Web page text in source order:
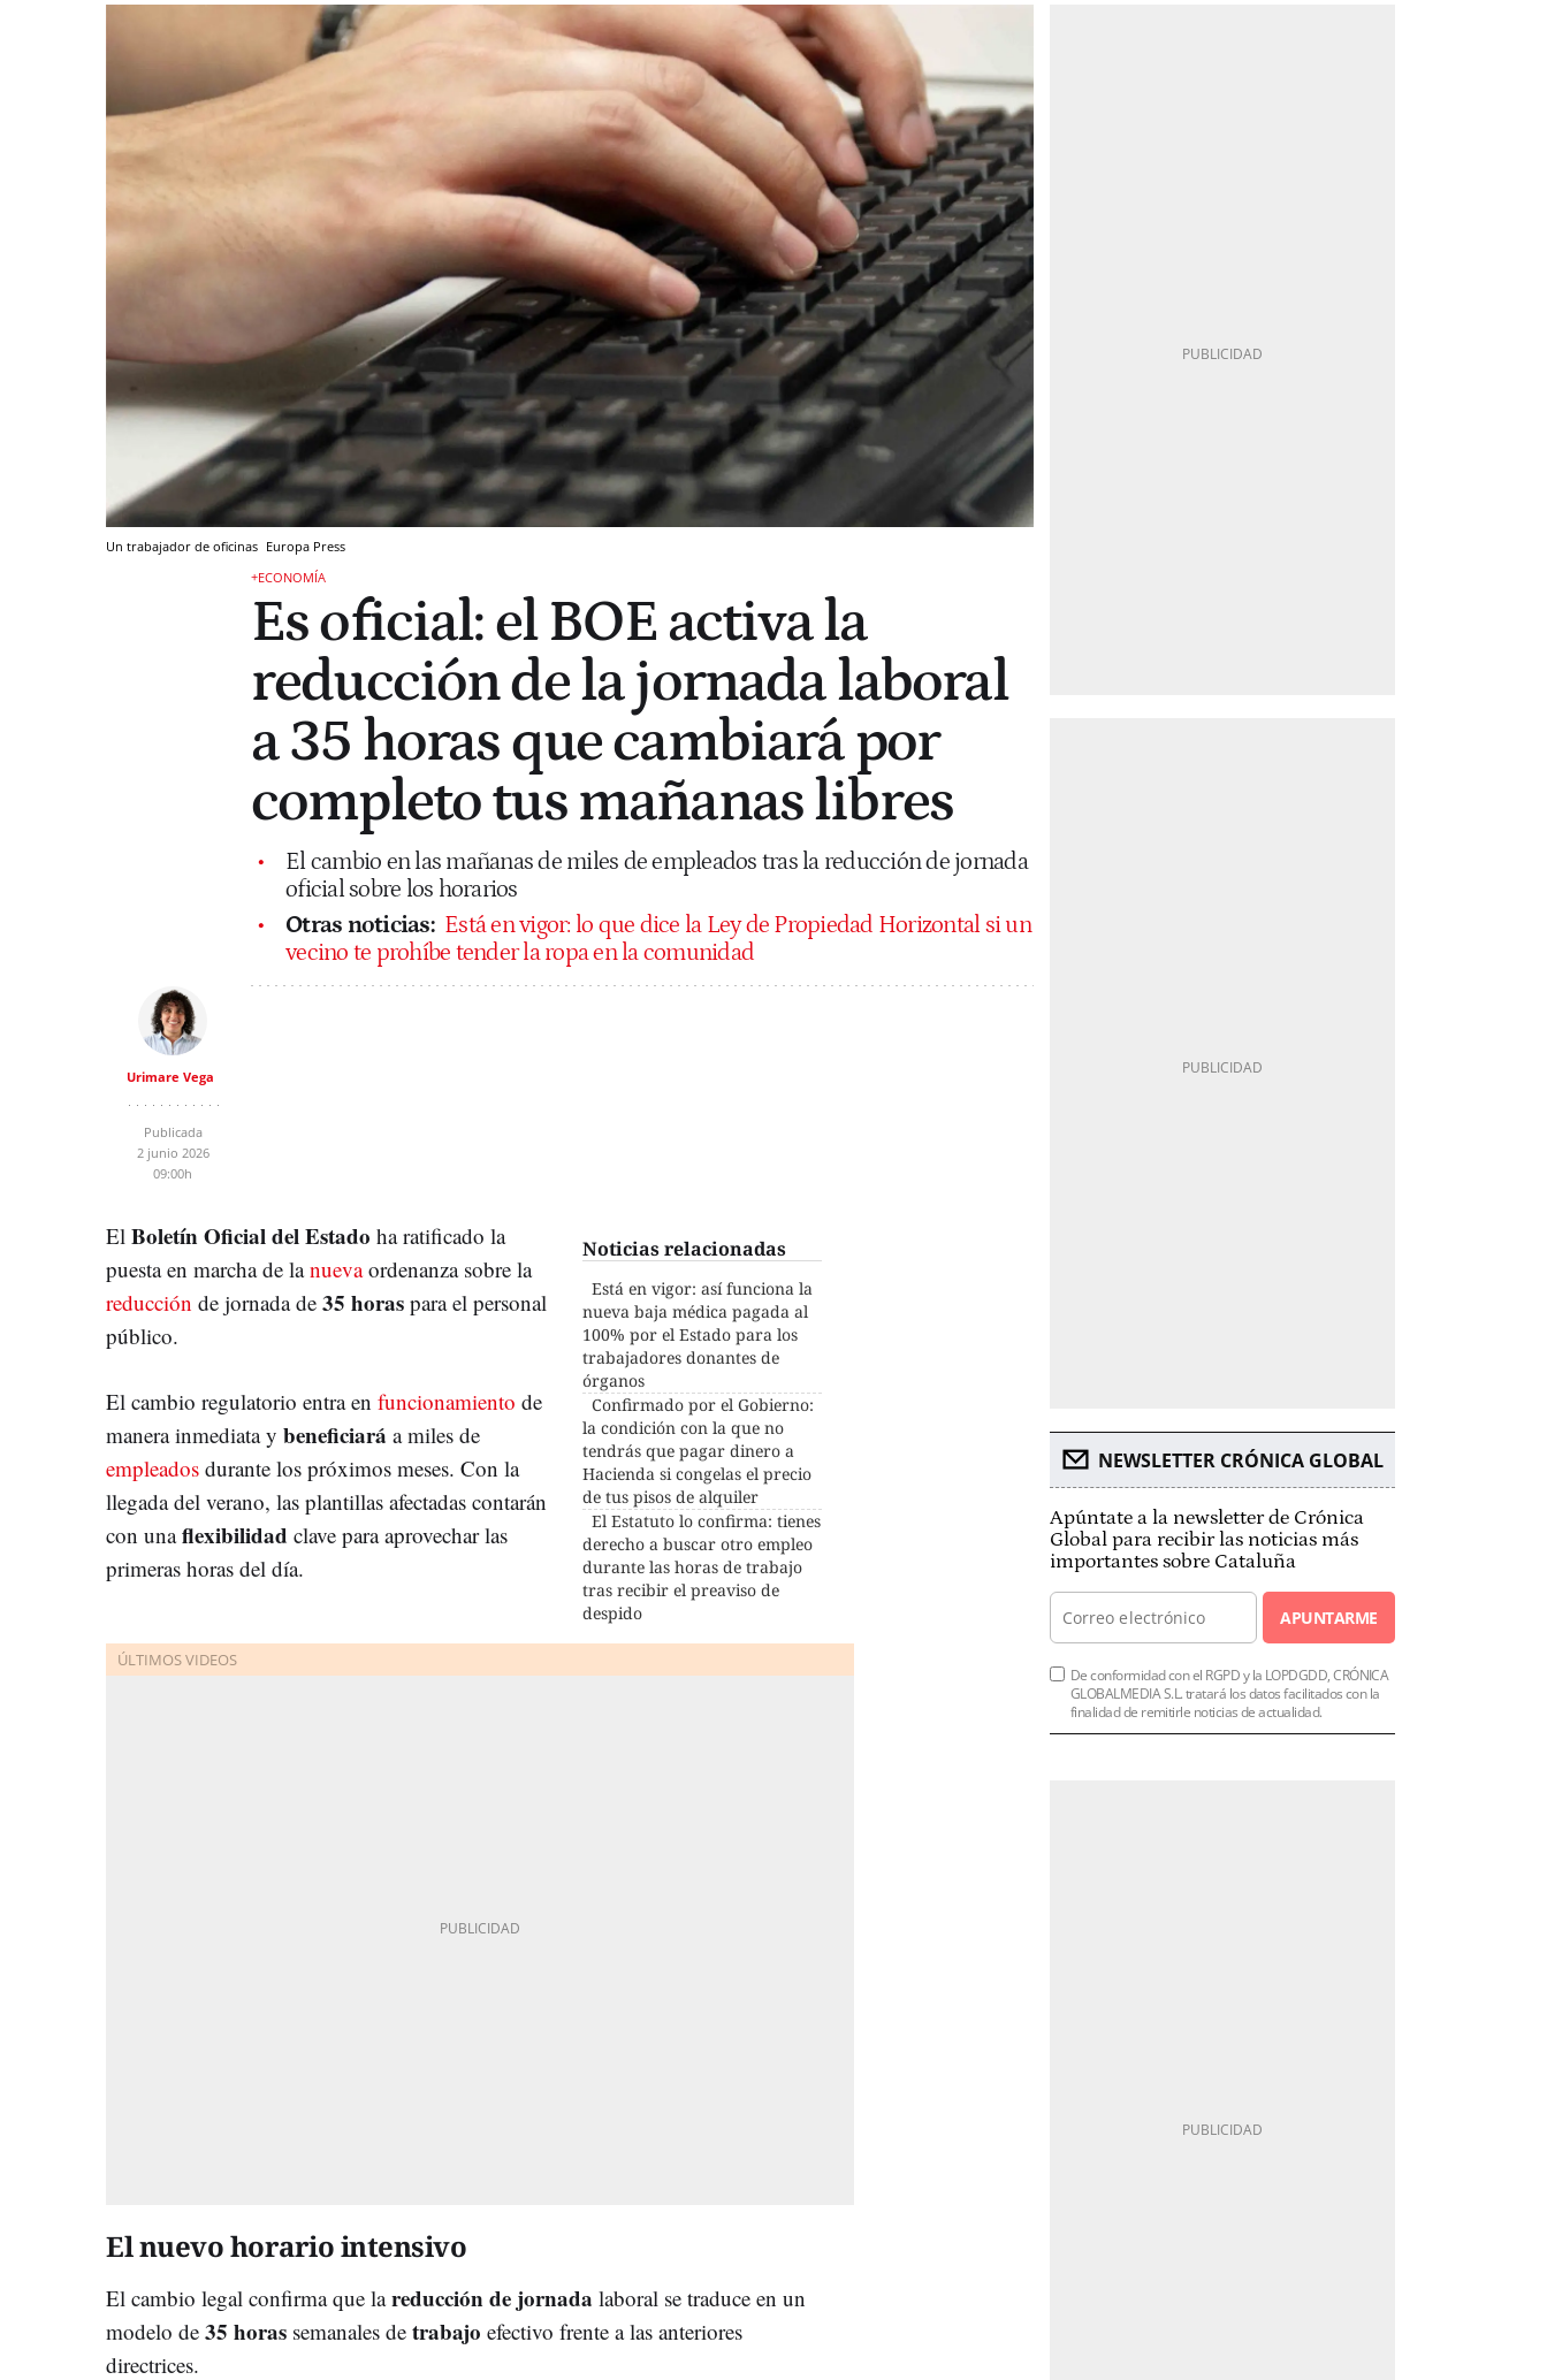
Un trabajador de oficinas Europa Press
+ECONOMÍA
Es oficial: el BOE activa la
reducción de la jornada laboral
a 35 horas que cambiará por
completo tus mañanas libres
El cambio en las mañanas de miles de empleados tras la reducción de jornada
oficial sobre los horarios
Otras noticias: Está en vigor: lo que dice la Ley de Propiedad Horizontal si un
vecino te prohíbe tender la ropa en la comunidad
Urimare Vega
Publicada
2 junio 2026
09:00h
Noticias relacionadas
Está en vigor: así funciona la
nueva baja médica pagada al
100% por el Estado para los
trabajadores donantes de
órganos
Confirmado por el Gobierno:
la condición con la que no
tendrás que pagar dinero a
Hacienda si congelas el precio
de tus pisos de alquiler
El Estatuto lo confirma: tienes
derecho a buscar otro empleo
durante las horas de trabajo
tras recibir el preaviso de
despido
El Boletín Oficial del Estado ha ratificado la
puesta en marcha de lanuevaordenanza sobre la
reducción de jornada de 35 horas para el personal
público.
El cambio regulatorio entra en funcionamiento de
manera inmediata y beneficiará a miles de
empleados durante los próximos meses. Con la
llegada del verano, las plantillas afectadas contarán
con unaflexibilidad clave para aprovechar las
primeras horas del día.
El nuevo horario intensivo
El cambio legal confirma que lareducciónde jornada laboral se traduce en un
modelo de 35 horas semanales de trabajo efectivo frente a las anteriores
directrices.
NEWSLETTER CRÓNICA GLOBAL
Apúntate a la newsletter de Crónica
Global para recibir las noticias más
importantes sobre Cataluña
APUNTARME
De conformidad con el RGPD y la LOPDGDD, CRÓNICA
GLOBALMEDIA S.L. tratará los datos facilitados con la
finalidad de remitirle noticias de actualidad.